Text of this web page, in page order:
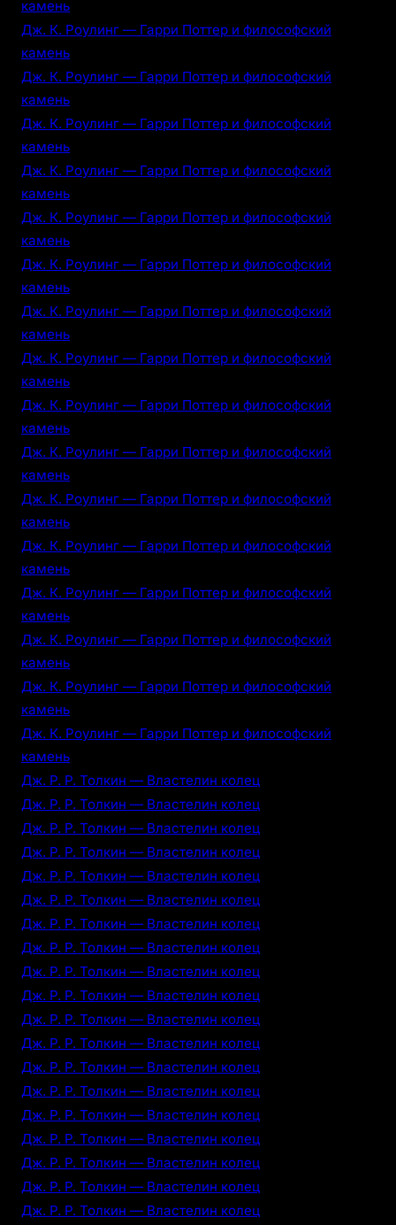
камень
Дж. К. Роулинг — Гарри Поттер и философский
камень
Дж. К. Роулинг — Гарри Поттер и философский
камень
Дж. К. Роулинг — Гарри Поттер и философский
камень
Дж. К. Роулинг — Гарри Поттер и философский
камень
Дж. К. Роулинг — Гарри Поттер и философский
камень
Дж. К. Роулинг — Гарри Поттер и философский
камень
Дж. К. Роулинг — Гарри Поттер и философский
камень
Дж. К. Роулинг — Гарри Поттер и философский
камень
Дж. К. Роулинг — Гарри Поттер и философский
камень
Дж. К. Роулинг — Гарри Поттер и философский
камень
Дж. К. Роулинг — Гарри Поттер и философский
камень
Дж. К. Роулинг — Гарри Поттер и философский
камень
Дж. К. Роулинг — Гарри Поттер и философский
камень
Дж. К. Роулинг — Гарри Поттер и философский
камень
Дж. К. Роулинг — Гарри Поттер и философский
камень
Дж. К. Роулинг — Гарри Поттер и философский
камень
Дж. Р. Р. Толкин — Властелин колец
Дж. Р. Р. Толкин — Властелин колец
Дж. Р. Р. Толкин — Властелин колец
Дж. Р. Р. Толкин — Властелин колец
Дж. Р. Р. Толкин — Властелин колец
Дж. Р. Р. Толкин — Властелин колец
Дж. Р. Р. Толкин — Властелин колец
Дж. Р. Р. Толкин — Властелин колец
Дж. Р. Р. Толкин — Властелин колец
Дж. Р. Р. Толкин — Властелин колец
Дж. Р. Р. Толкин — Властелин колец
Дж. Р. Р. Толкин — Властелин колец
Дж. Р. Р. Толкин — Властелин колец
Дж. Р. Р. Толкин — Властелин колец
Дж. Р. Р. Толкин — Властелин колец
Дж. Р. Р. Толкин — Властелин колец
Дж. Р. Р. Толкин — Властелин колец
Дж. Р. Р. Толкин — Властелин колец
Дж. Р. Р. Толкин — Властелин колец